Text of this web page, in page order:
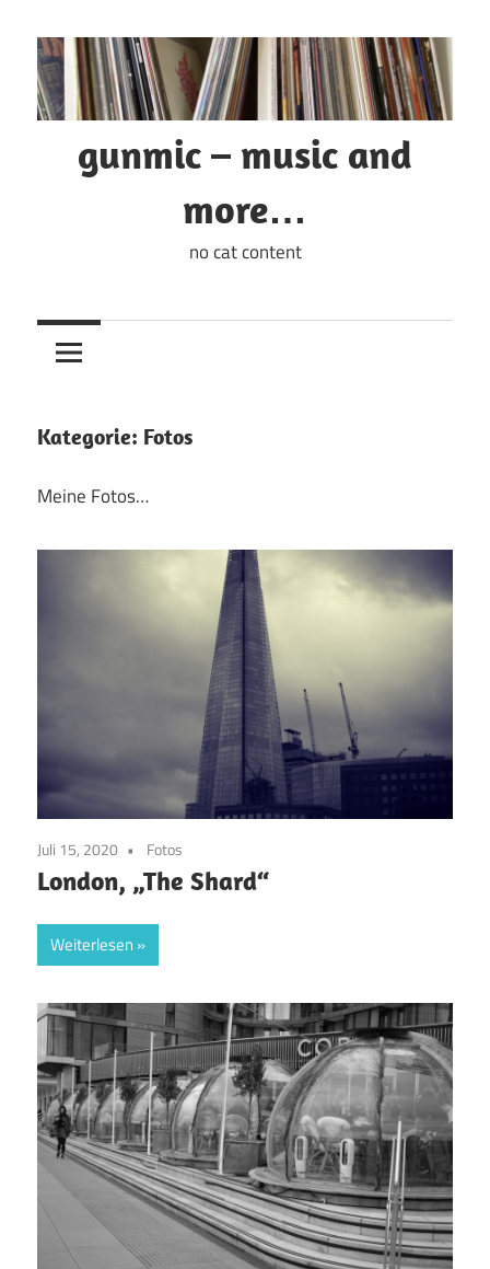
Inhalt
springen
gunmic – music and
more…
no cat content
Kategorie: Fotos
Meine Fotos…
Juli 15, 2020 Fotos
London, „The Shard“
Weiterlesen